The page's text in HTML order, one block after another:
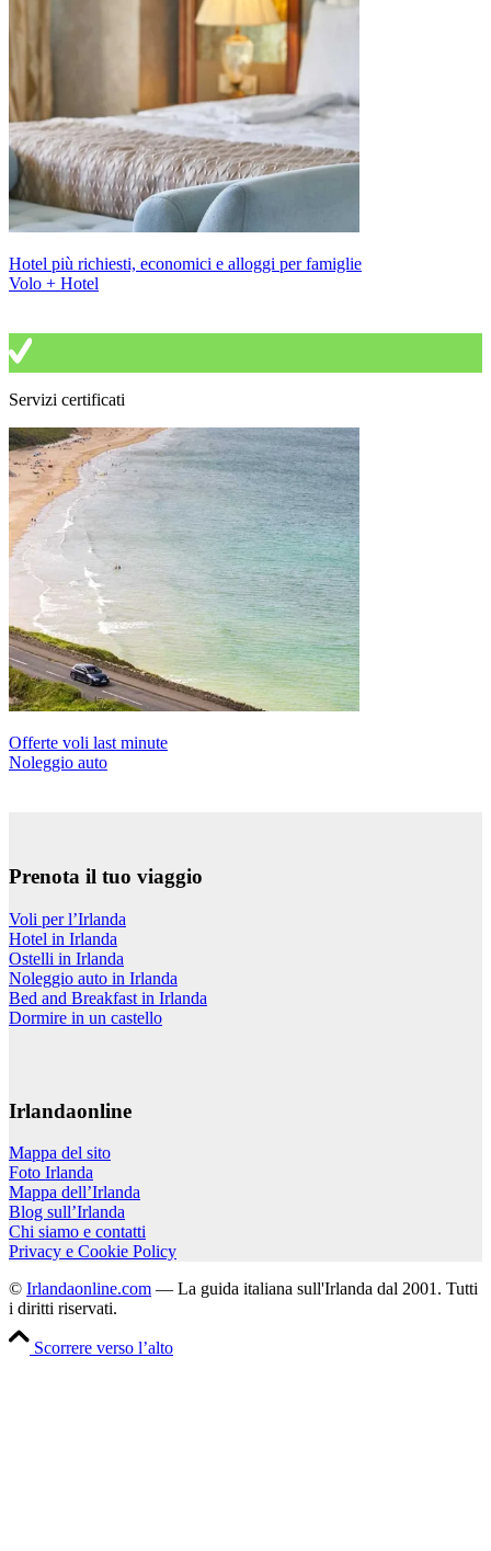
Hotel più richiesti, economici e alloggi per famiglie
Volo + Hotel
Servizi certificati
Offerte voli last minute
Noleggio auto
Prenota il tuo viaggio
Voli per l’Irlanda
Hotel in Irlanda
Ostelli in Irlanda
Noleggio auto in Irlanda
Bed and Breakfast in Irlanda
Dormire in un castello
Irlandaonline
Mappa del sito
Foto Irlanda
Mappa dell’Irlanda
Blog sull’Irlanda
Chi siamo e contatti
Privacy e Cookie Policy
© Irlandaonline.com — La guida italiana sull'Irlanda dal 2001. Tutti
i diritti riservati.
Scorrere verso l’alto